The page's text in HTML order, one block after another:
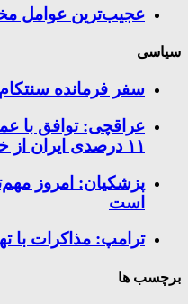
عجیب‌ترین عوامل
سیاسی
سفر فرمانده
عراقچی: توافق با
۱۱ درصدی ایران از خزر
پزشکیان: امروز
است
ترامپ: مذاکرات با
برچسب ها